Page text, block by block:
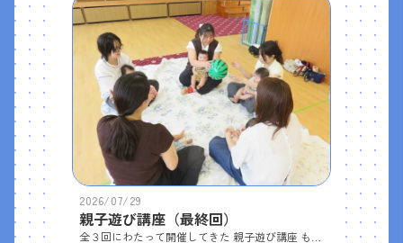
2026/07/29
親子遊び講座（最終回）